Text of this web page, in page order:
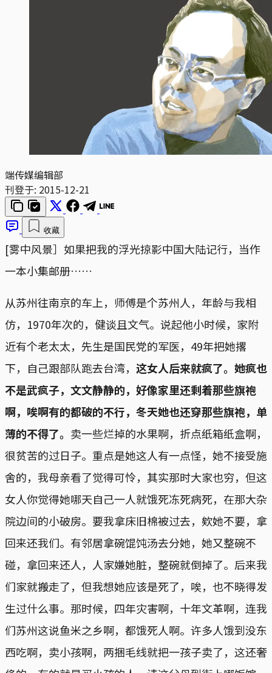
端传媒编辑部
刊登于: 2015-12-21
收藏
[雾中风景］如果把我的浮光掠影中国大陆记行，当作
一本小集邮册……
从苏州往南京的车上，师傅是个苏州人，年龄与我相
仿，1970年次的，健谈且文气。说起他小时候，家附
近有个老太太，先生是国民党的军医，49年把她撂
下，自己跟部队跑去台湾， 这女人后来就疯了。她疯也
不是武疯子，文文静静的，好像家里还剩着那些旗袍
啊，唉啊有的都破的不行，冬天她也还穿那些旗袍，单
薄的不得了。 卖一些烂掉的水果啊，折点纸箱纸盒啊，
很贫苦的过日子。重点是她这人有一点怪，她不接受施
舍的，我母亲看了觉得可怜，其实那时大家也穷，但这
女人你觉得她哪天自己一人就饿死冻死病死，在那大杂
院边间的小破房。要我拿床旧棉被过去，欸她不要，拿
回来还我们。有邻居拿碗馄饨汤去分她，她又整碗不
碰，拿回来还人，人家嫌她脏，整碗就倒掉了。后来我
们家就搬走了，但我想她应该是死了，唉，也不晓得发
生过什么事。那时候，四年灾害啊，十年文革啊，连我
们苏州这说鱼米之乡啊，都饿死人啊。许多人饿到没东
西吃啊，卖小孩啊，两捆毛线就把一孩子卖了，这还奢